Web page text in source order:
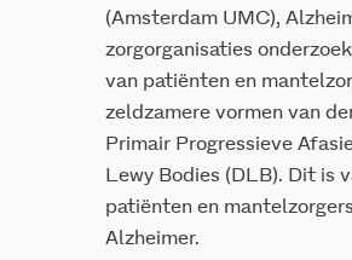
(Amsterdam UMC),
zorgorganisaties
van patiënten en
zeldzamere vormen van
Primair Progressieve
Lewy Bodies (DLB). Dit is
patiënten en
Alzheimer.